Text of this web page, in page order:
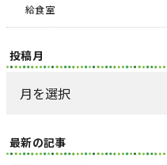
給食室
投稿月
最新の記事